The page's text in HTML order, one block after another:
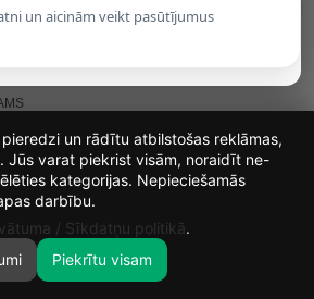
0
un aicinām veikt pasūtījumus
48
MIN.
53
un rādītu atbilstošas reklāmas,
Jūs varat piekrist visām, noraidīt ne-
kategorijas. Nepieciešamās
darbību.
/ Sīkdatņu politikā.
Piekrītu visam